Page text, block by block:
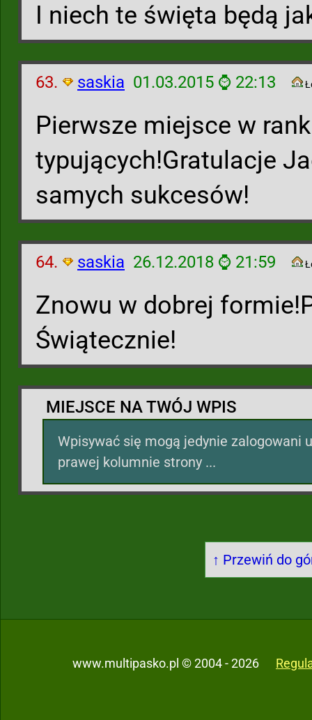
I niech te święta będą
63. saskia 01.03.2015 ⌚ 22:13
Pierwsze miejsce w
typujących!Gratulacje
samych sukcesów!
64. saskia 26.12.2018 ⌚ 21:59
Znowu w dobrej
Świątecznie!
MIEJSCE NA TWÓJ WPIS
Wpisywać się mogą jedynie zalogowani
prawej kolumnie strony ...
↑ Przewiń do
www.multipasko.pl © 2004 - 2026